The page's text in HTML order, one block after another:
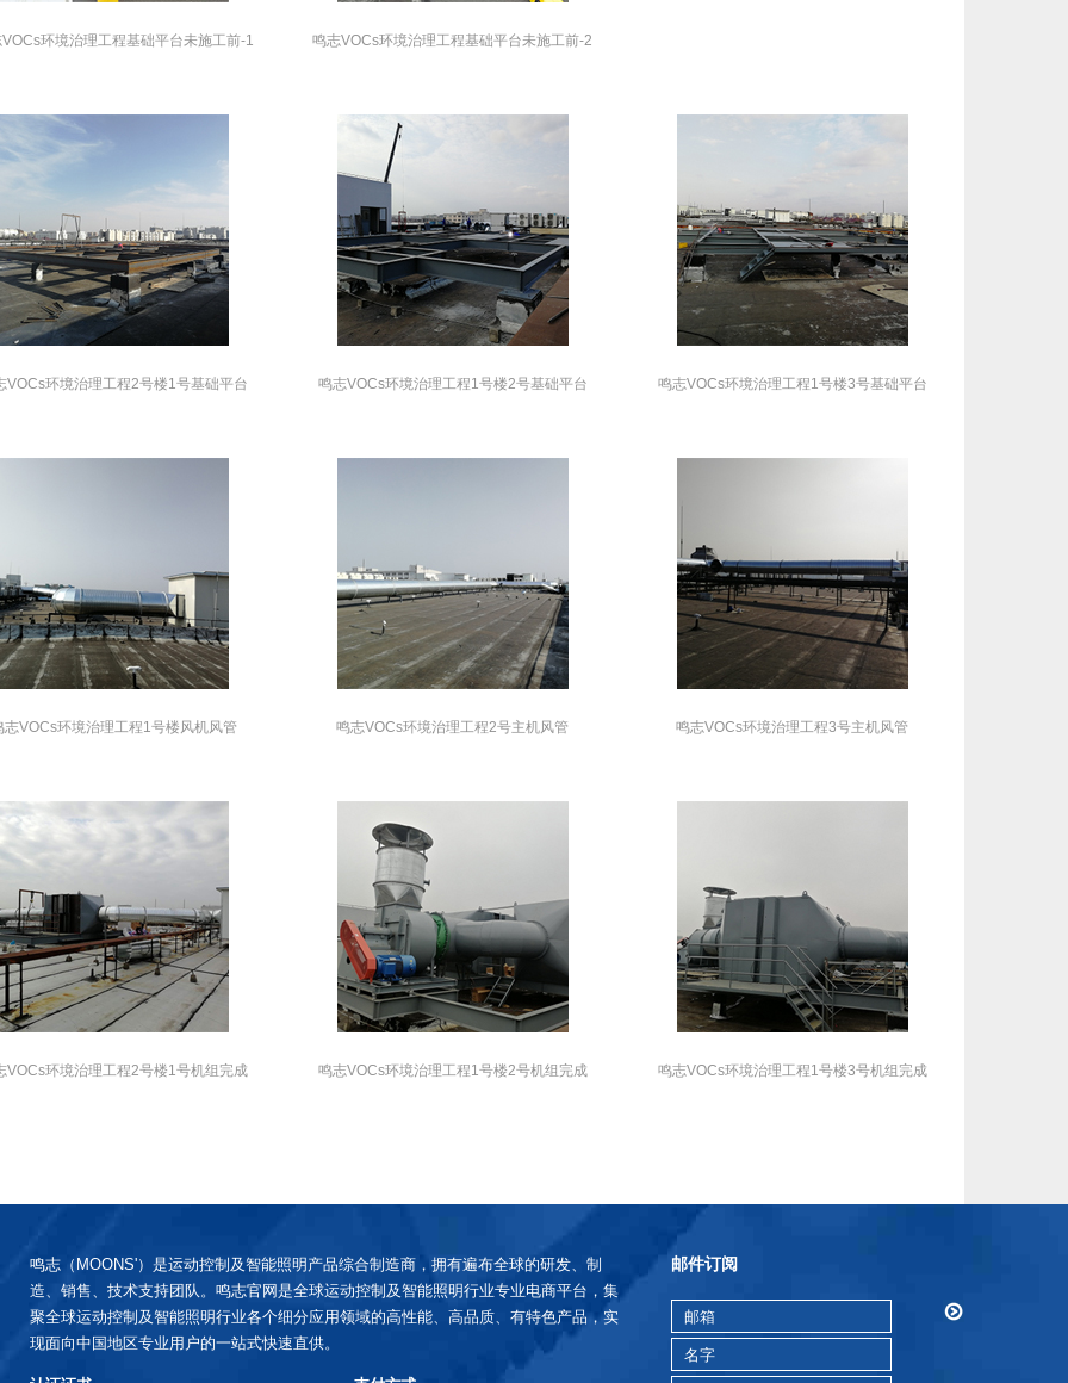
环境治理工程基础平台未施工前-1 鸣志VOCs环境治理工程基础平台未施工前-2
VOCs环境治理工程2号楼1号基础平台 鸣志VOCs环境治理工程1号楼2号基础平台 鸣志VOCs环境治理工程1号楼3号基础平台
志VOCs环境治理工程1号楼风机风管 鸣志VOCs环境治理工程2号主机风管 鸣志VOCs环境治理工程3号主机风管
VOCs环境治理工程2号楼1号机组完成 鸣志VOCs环境治理工程1号楼2号机组完成 鸣志VOCs环境治理工程1号楼3号机组完成
鸣志（MOONS'）是运动控制及智能照明产品综合制造商，拥有遍布全球的研发、制
造、销售、技术支持团队。鸣志官网是全球运动控制及智能照明行业专业电商平台，集
聚全球运动控制及智能照明行业各个细分应用领域的高性能、高品质、有特色产品，实
现面向中国地区专业用户的一站式快速直供。
邮件订阅